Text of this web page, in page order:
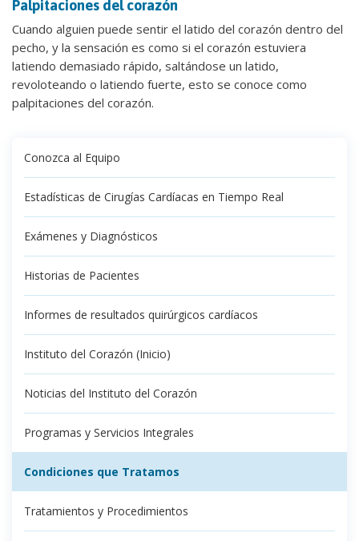
Palpitaciones del corazón
Cuando alguien puede sentir el latido del corazón dentro del
pecho, y la sensación es como si el corazón estuviera
latiendo demasiado rápido, saltándose un latido,
revoloteando o latiendo fuerte, esto se conoce como
palpitaciones del corazón.
Conozca al Equipo
Estadísticas de Cirugías Cardíacas en Tiempo Real
Exámenes y Diagnósticos
Historias de Pacientes
Informes de resultados quirúrgicos cardíacos
Instituto del Corazón (Inicio)
Noticias del Instituto del Corazón
Programas y Servicios Integrales
Condiciones que Tratamos
Tratamientos y Procedimientos